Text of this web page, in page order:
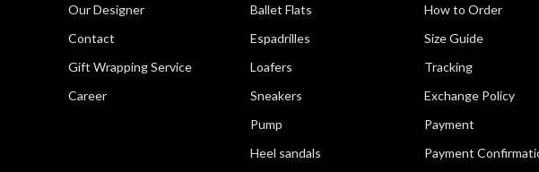
Our Designer
Contact
Gift Wrapping Service
Career
Ballet Flats
Espadrilles
Loafers
Sneakers
Pump
Heel sandals
How to Order
Size Guide
Tracking
Exchange Policy
Payment
Payment